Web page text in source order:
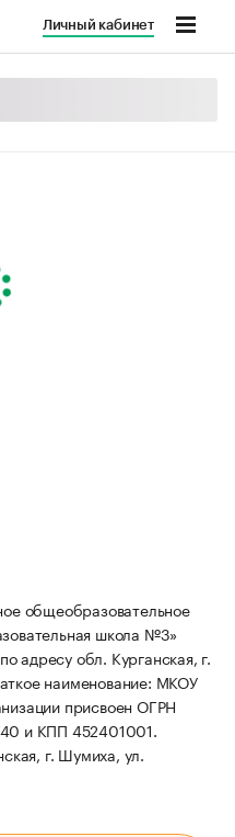
Личный кабинет
общеобразовательное
школа №3»
адресу обл. Курганская, г.
наименование: МКОУ
присвоен ОГРН
и КПП 452401001.
г. Шумиха, ул.